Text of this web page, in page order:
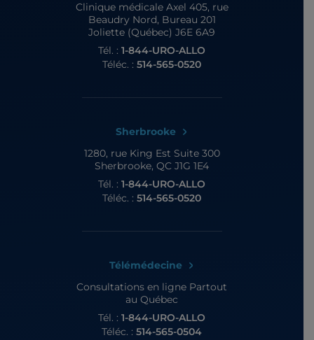
Clinique médicale Axel 405, rue
Beaudry Nord, Bureau 201
Joliette (Québec) J6E 6A9
Tél. : 1-844-URO-ALLO
Téléc. : 514-565-0520
Sherbrooke
1280, rue King Est Suite 300
Sherbrooke, QC J1G 1E4
Tél. : 1-844-URO-ALLO
Téléc. : 514-565-0520
Télémédecine
Consultations en ligne Partout
au Québec
Tél. : 1-844-URO-ALLO
Téléc. : 514-565-0504